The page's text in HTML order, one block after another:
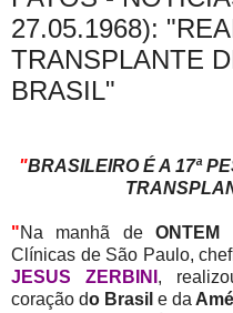
27.05.1968):
TRANSPLANTE
BRASIL"
"BRASILEIRO É A 17ª
"Na manhã deONTEM
Clínicas de São Paulo,
JESUS ZERBINI ,
coração do Brasile da